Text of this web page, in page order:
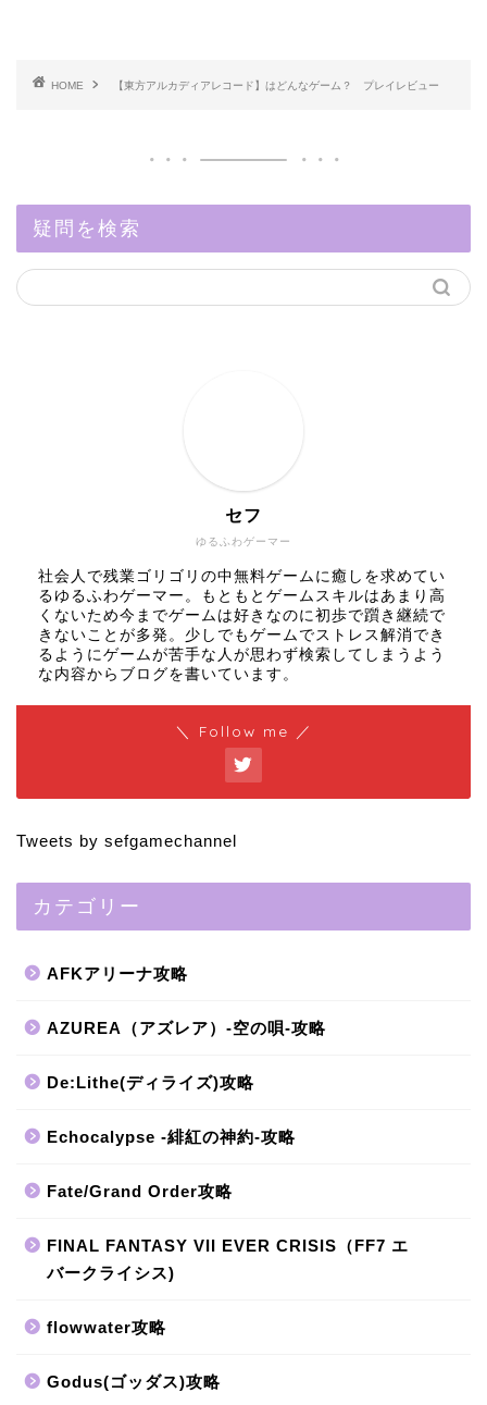
HOME 【東方アルカディアレコード】はどんなゲーム？ プレイレビュー
疑問を検索
ゆるふわゲーマー
セフ
社会人で残業ゴリゴリの中無料ゲームに癒しを求めてい
るゆるふわゲーマー。もともとゲームスキルはあまり高
くないため今までゲームは好きなのに初歩で躓き継続で
きないことが多発。少しでもゲームでストレス解消でき
るようにゲームが苦手な人が思わず検索してしまうよう
な内容からブログを書いています。
＼ Follow me ／
Tweets by sefgamechannel
カテゴリー
AFKアリーナ攻略
AZUREA（アズレア）-空の唄-攻略
De:Lithe(ディライズ)攻略
Echocalypse -緋紅の神約-攻略
Fate/Grand Order攻略
FINAL FANTASY VII EVER CRISIS（FF7 エ
バークライシス)
flowwater攻略
Godus(ゴッダス)攻略